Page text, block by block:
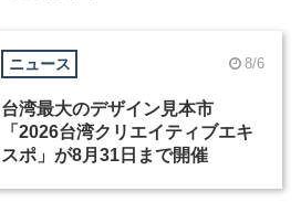
ニュース 8/6
台湾最大のデザイン見本市
「2026台湾クリエイティブエキ
スポ」が8月31日まで開催